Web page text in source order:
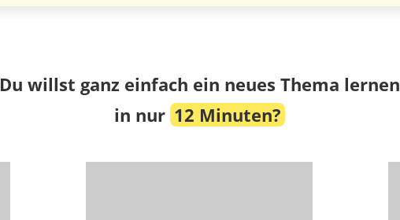
Du willst ganz einfach ein neues Thema lernen
in nur 12 Minuten?